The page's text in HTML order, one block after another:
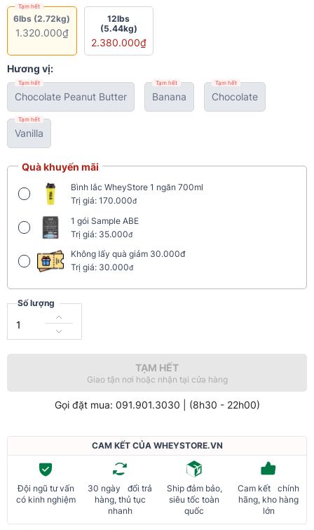
Tạm hết
6lbs (2.72kg)
1.320.000₫
12lbs
(5.44kg)
2.380.000₫
Hương vị:
Tạm hết
Chocolate Peanut Butter
Tạm hết
Banana
Tạm hết
Chocolate
Tạm hết
Vanilla
Quà khuyến mãi
Bình lắc WheyStore 1 ngăn 700ml
Trị giá: 170.000đ
1 gói Sample ABE
Trị giá: 35.000đ
Không lấy quà giảm 30.000đ
Trị giá: 30.000đ
Số lượng
TẠM HẾT
Giao tận nơi hoặc nhận tại cửa hàng
Gọi đặt mua: 091.901.3030 | (8h30 - 22h00)
CAM KẾT CỦA WHEYSTORE.VN
Đội ngũ tư vấn
có kinh nghiệm
30 ngày đổi trả
hàng, thủ tục
nhanh
Ship đảm bảo,
siêu tốc toàn
quốc
Cam kết chính
hãng, kho hàng
lớn